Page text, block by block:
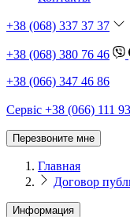
+38 (068) 337 37 37
+38 (068) 380 76 46
+38 (066) 347 46 86
Сервіс +38 (066) 111
Перезвоните мне
Главная
Договор
Информация